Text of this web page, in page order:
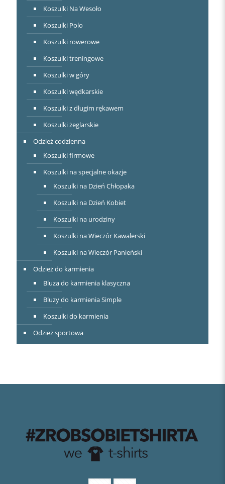
Koszulki Na Wesoło
Koszulki Polo
Koszulki rowerowe
Koszulki treningowe
Koszulki w góry
Koszulki wędkarskie
Koszulki z długim rękawem
Koszulki żeglarskie
Odzież codzienna
Koszulki firmowe
Koszulki na specjalne okazje
Koszulki na Dzień Chłopaka
Koszulki na Dzień Kobiet
Koszulki na urodziny
Koszulki na Wieczór Kawalerski
Koszulki na Wieczór Panieński
Odzież do karmienia
Bluza do karmienia klasyczna
Bluzy do karmienia Simple
Koszulki do karmienia
Odzież sportowa